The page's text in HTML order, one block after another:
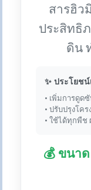
สารฮิว
ประสิทธิ
ดิน
✨ ประโยช
• เพิ่มการดูด
• ปรับปรุงโค
• ใช้ได้ทุกพื
💰 ขนา